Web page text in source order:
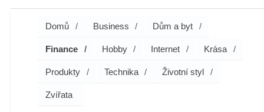
Domů Business Dům a byt
Finance Hobby Internet Krása
Produkty Technika Životní styl
Zvířata